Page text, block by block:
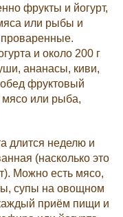
фрукты и йогурт,
или рыбы и
и около 200 г
ананасы, киви,
фруктовый
мясо или рыба,
длится неделю и
(насколько это
Можно есть мясо,
супы на овощном
приём пищи и